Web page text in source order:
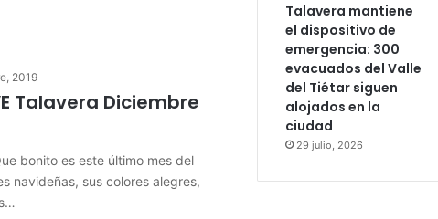
2019
Talavera Diciembre
bonito es este último mes del
navideñas, sus colores alegres,
Talavera mantiene
el dispositivo de
emergencia: 300
evacuados del Valle
del Tiétar siguen
alojados en la
ciudad
29 julio, 2026